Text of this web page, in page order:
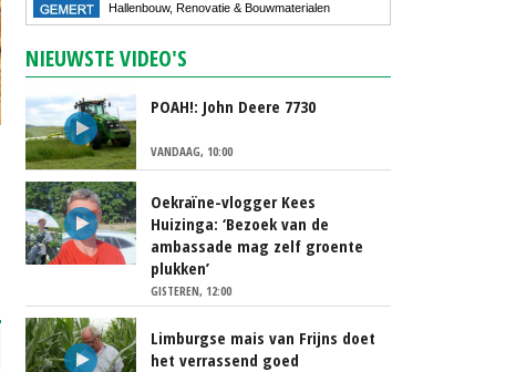
Hallenbouw, Renovatie & Bouwmaterialen
NIEUWSTE VIDEO'S
POAH!: John Deere 7730
VANDAAG, 10:00
Oekraïne-vlogger Kees
Huizinga: ‘Bezoek van de
ambassade mag zelf groente
plukken’
GISTEREN, 12:00
Limburgse mais van Frijns doet
het verrassend goed